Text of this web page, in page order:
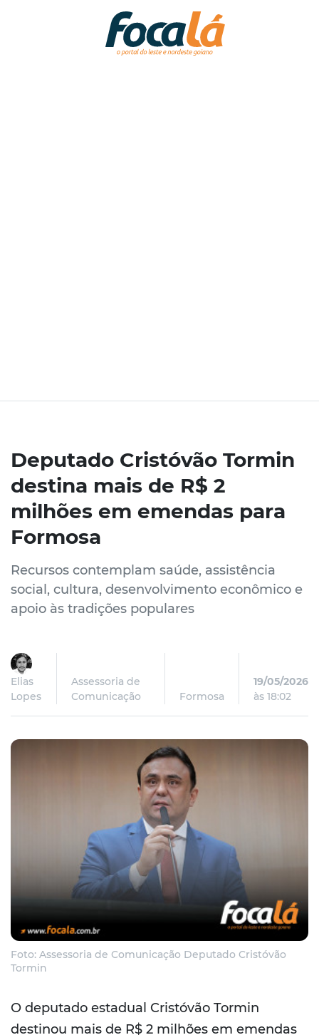
Deputado Cristóvão Tormin
destina mais de R$ 2
milhões em emendas para
Formosa
Recursos contemplam saúde, assistência
social, cultura, desenvolvimento econômico e
apoio às tradições populares
Elias
Lopes
Assessoria de
Comunicação
Formosa
19/05/2026
às 18:02
Foto: Assessoria de Comunicação Deputado Cristóvão
Tormin
O deputado estadual Cristóvão Tormin
destinou mais de R$ 2 milhões em emendas